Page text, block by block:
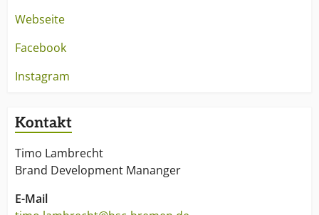
Webseite
Facebook
Instagram
Kontakt
Timo Lambrecht
Brand Development Mananger
E-Mail